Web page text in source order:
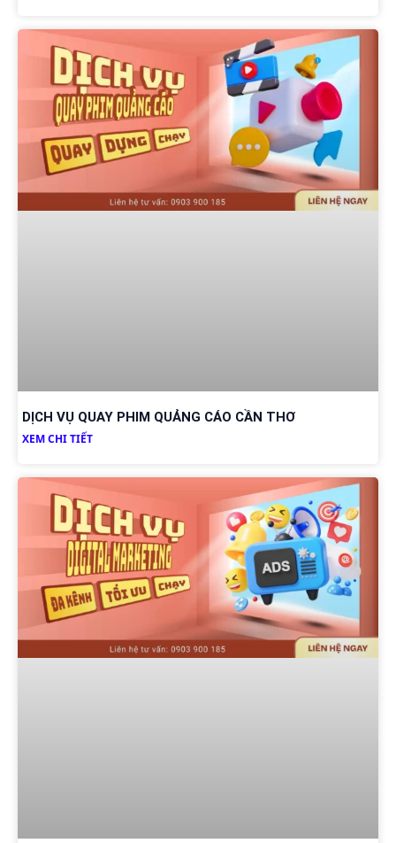
DỊCH VỤ QUAY PHIM QUẢNG CÁO CẦN THƠ
XEM CHI TIẾT